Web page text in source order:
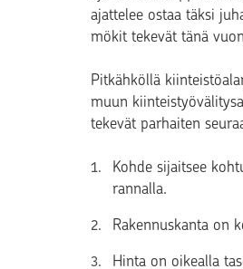
ajattelee ostaa täksi
mökit tekevät tänä
Pitkähköllä
muun
tekevät parhaiten
Kohde sijaitsee
rannalla.
Rakennuskanta on
Hinta on oikealla